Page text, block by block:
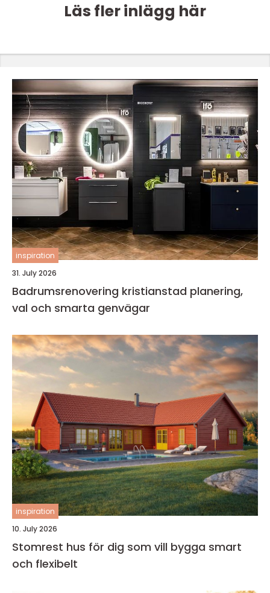
Läs fler inlägg här
inspiration
31. July 2026
Badrumsrenovering kristianstad planering,
val och smarta genvägar
inspiration
10. July 2026
Stomrest hus för dig som vill bygga smart
och flexibelt